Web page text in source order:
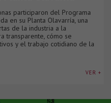
participaron del Programa
en su Planta Olavarría, una
de la industria a la
transparente, cómo se
y el trabajo cotidiano de la
VER +